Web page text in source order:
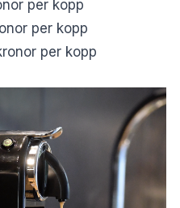
per kopp
per kopp
per kopp